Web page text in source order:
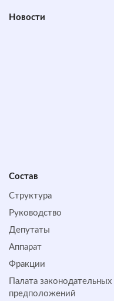
Новости
Состав
Структура
Руководство
Депутаты
Аппарат
Фракции
Палата законодательных
предположений